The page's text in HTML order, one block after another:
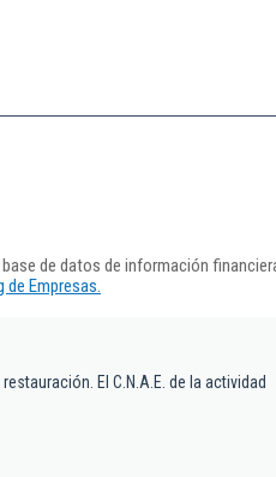
de datos de información
Empresas.
El C.N.A.E. de la actividad